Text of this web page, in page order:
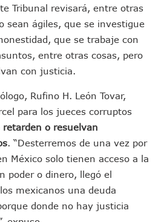
“oruga” A Puerto Vallarta Con
Operativo Para Las Tradicionales Paseadas
Mexicano Causará Lluvias Muy Fuertes En
De Homicidio En El Tuito Permanecerá Un Año
Riesgo De Tsunami Para Puerto Vallarta Tras
Asistirá A La Final Del Mundial 2026 Entre
México De Clavados Zapopan 2026 En El
Analiza Pedir 100 MDP De Adelanto De
De Vallarta Asistirán A Simposio Internacional
Sanitaria VIII Activa Programa Para Menores Con
Seis Vehículos Con Reporte De Robo Durante
Escuelas Para El Ciclo 2026-2027 En Jalisco;
Cae En Puerto Vallarta Durante El 2026;
Su Oficina Móvil A Talpa De Allende Para
Asambleas Informativas Juan Carlos Castro
Tribunal revisará, entre otras
sean ágiles, que se investigue
que se trabaje con
entre otras cosas, pero
con justicia.
Rufino H. León Tovar,
para los jueces corruptos
o resuelvan
. “Desterremos de una vez por
México solo tienen acceso a la
poder o dinero, llegó el
mexicanos una deuda
donde no hay justicia